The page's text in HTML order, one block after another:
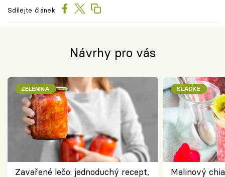
Sdílejte článek
Návrhy pro vás
ZELENINA
Zavařené lečo: jednoduchý recept,
SLADKÉ
Malinový